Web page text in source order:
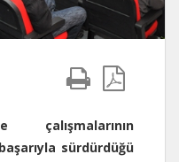
çalışmalarının
sürdürdüğü